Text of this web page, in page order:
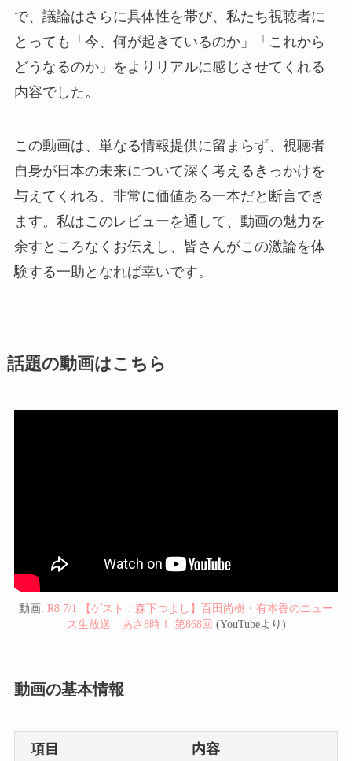
で、議論はさらに具体性を帯び、私たち視聴者に
とっても「今、何が起きているのか」「これから
どうなるのか」をよりリアルに感じさせてくれる
内容でした。
この動画は、単なる情報提供に留まらず、視聴者
自身が日本の未来について深く考えるきっかけを
与えてくれる、非常に価値ある一本だと断言でき
ます。私はこのレビューを通して、動画の魅力を
余すところなくお伝えし、皆さんがこの激論を体
験する一助となれば幸いです。
話題の動画はこちら
動画: R8 7/1 【ゲスト：森下つよし】百田尚樹・有本香のニュー
ス生放送 あさ8時！ 第868回 (YouTubeより)
動画の基本情報
項目 内容